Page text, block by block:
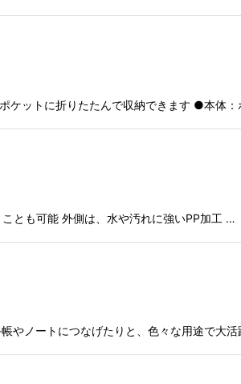
ケットに折りたたんで収納できます ●本体
とも可能 外側は、水や汚れに強いPP加工 …
やノートにつなげたりと、色々な用途で大